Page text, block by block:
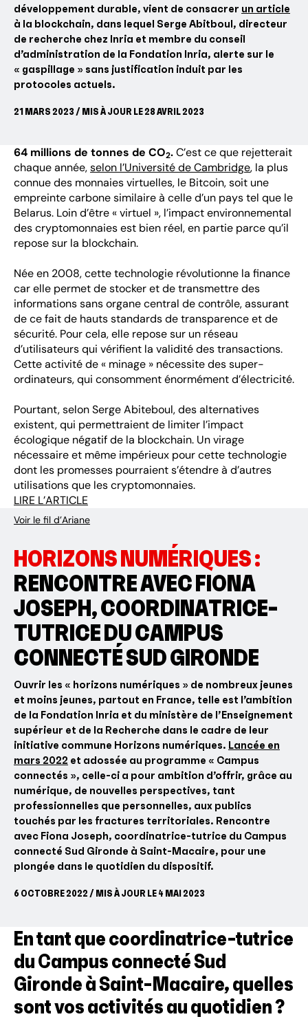
développement durable, vient de consacrer un article
à la blockchain, dans lequel Serge Abitboul, directeur
de recherche chez Inria et membre du conseil
d’administration de la Fondation Inria, alerte sur le
« gaspillage » sans justification induit par les
protocoles actuels.
21 MARS 2023 / MIS À JOUR LE 28 AVRIL 2023
64 millions de tonnes de CO2.C’est ce que rejetterait
chaque année,selon l’Université de Cambridge, la plus
connue des monnaies virtuelles, le Bitcoin, soit une
empreinte carbone similaire à celle d’un pays tel que le
Belarus. Loin d’être « virtuel », l’impact environnemental
des cryptomonnaies est bien réel, en partie parce qu’il
repose sur la blockchain.
Née en 2008, cette technologie révolutionne la finance
car elle permet de stocker et de transmettre des
informations sans organe central de contrôle, assurant
de ce fait de hauts standards de transparence et de
sécurité. Pour cela, elle repose sur un réseau
d’utilisateurs qui vérifient la validité des transactions.
Cette activité de « minage » nécessite des super-
ordinateurs, qui consomment énormément d’électricité.
Pourtant, selon Serge Abiteboul, des alternatives
existent, qui permettraient de limiter l’impact
écologique négatif de la blockchain. Un virage
nécessaire et même impérieux pour cette technologie
dont les promesses pourraient s’étendre à d’autres
utilisations que les cryptomonnaies.
LIRE L’ARTICLE
Voir le fil d’Ariane
HORIZONS NUMÉRIQUES :
RENCONTRE AVEC FIONA
JOSEPH, COORDINATRICE-
TUTRICE DU CAMPUS
CONNECTÉ SUD GIRONDE
Ouvrir les « horizons numériques » de nombreux jeunes
et moins jeunes, partout en France, telle est l’ambition
de la Fondation Inria et du ministère de l’Enseignement
supérieur et de la Recherche dans le cadre de leur
initiative commune Horizons numériques. Lancée en
mars 2022 et adossée au programme « Campus
connectés », celle-ci a pour ambition d’offrir, grâce au
numérique, de nouvelles perspectives, tant
professionnelles que personnelles, aux publics
touchés par les fractures territoriales. Rencontre
avec Fiona Joseph, coordinatrice-tutrice du Campus
connecté Sud Gironde à Saint-Macaire, pour une
plongée dans le quotidien du dispositif.
6 OCTOBRE 2022 / MIS À JOUR LE 4 MAI 2023
En tant que coordinatrice-tutrice
du Campus connecté Sud
Gironde à Saint-Macaire, quelles
sont vos activités au quotidien ?